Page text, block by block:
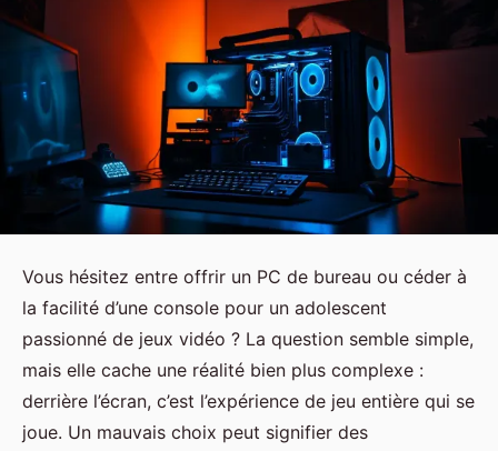
Vous hésitez entre offrir un PC de bureau ou céder à
la facilité d’une console pour un adolescent
passionné de jeux vidéo ? La question semble simple,
mais elle cache une réalité bien plus complexe :
derrière l’écran, c’est l’expérience de jeu entière qui se
joue. Un mauvais choix peut signifier des